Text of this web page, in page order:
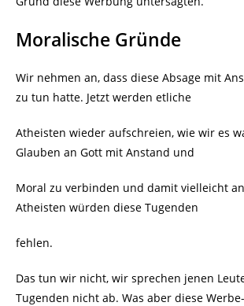
Moralische Gründe
Wir nehmen an, dass diese Absage mit
zu tun hatte. Jetzt werden etliche
Atheisten wieder aufschreien, wie wir es
Glauben an Gott mit Anstand und
Moral zu verbinden und damit vielleicht
Atheisten würden diese Tugenden
fehlen.
Das tun wir nicht, wir sprechen jenen
Tugenden nicht ab. Was aber diese Werbe-